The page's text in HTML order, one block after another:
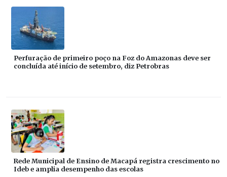
Perfuração de primeiro poço na Foz do Amazonas deve ser
concluída até início de setembro, diz Petrobras
Rede Municipal de Ensino de Macapá registra crescimento no
Ideb e amplia desempenho das escolas